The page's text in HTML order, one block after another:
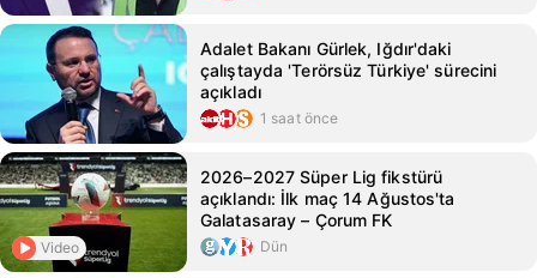
Adalet Bakanı Gürlek, Iğdır'daki
çalıştayda 'Terörsüz Türkiye' sürecini
açıkladı
1 saat önce
Video
2026–2027 Süper Lig fikstürü
açıklandı: İlk maç 14 Ağustos'ta
Galatasaray – Çorum FK
Dün